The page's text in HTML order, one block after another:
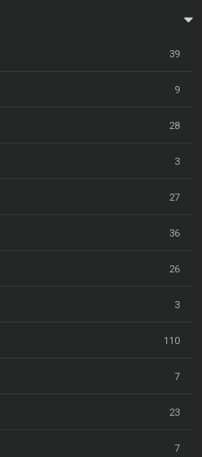
39
9
28
3
27
36
26
3
110
7
23
7